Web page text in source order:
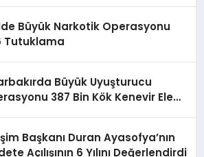
Büyük Narkotik Operasyonu
Tutuklama
Büyük Uyuşturucu
387 Bin Kök Kenevir Ele
Başkanı Duran Ayasofya’nın
Açılışının 6 Yılını Değerlendirdi